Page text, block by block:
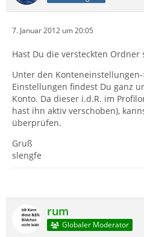
7. Januar 2012 um 20:05
Hast Du die versteckten Ordner
Unter den Konteneinstellungen-
Einstellungen findest Du ganz
Konto. Da dieser i.d.R. im
hast ihn aktiv verschoben),
überprüfen.
Gruß
slengfe
rum
Globaler Moderator